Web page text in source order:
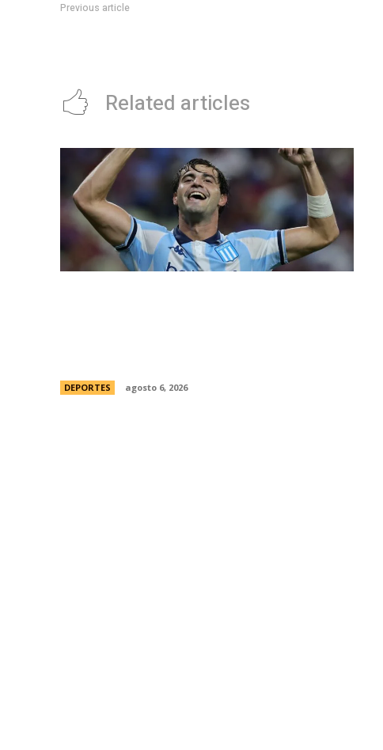
Previous article
Related articles
DEPORTES agosto 6, 2026